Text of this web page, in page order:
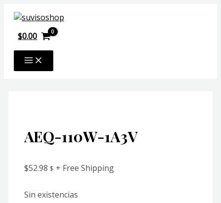
contenido
$0.00
MAIN
MENU
AEQ-110W-1A3V
$52.98 $ + Free Shipping
Sin existencias